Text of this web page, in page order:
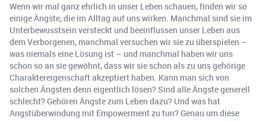
Wenn wir mal ganz ehrlich in unser Leben schauen, finden wir so
einige Ängste, die im Alltag auf uns wirken. Manchmal sind sie im
Unterbewusstsein versteckt und beeinflussen unser Leben aus
dem Verborgenen, manchmal versuchen wir sie zu überspielen –
was niemals eine Lösung ist – und manchmal haben wir uns
schon so an sie gewöhnt, dass wir sie schon als zu uns gehörige
Charaktereigenschaft akzeptiert haben. Kann man sich von
solchen Ängsten denn eigentlich lösen? Sind alle Ängste generell
schlecht? Gehören Ängste zum Leben dazu? Und was hat
Angstüberwindung mit Empowerment zu tun? Genau um diese